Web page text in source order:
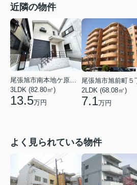
近隣の物件
3LDK (82.80㎡)
13.5万円
尾張旭市旭前町５
2LDK (68.08㎡)
7.1万円
よく見られている物件